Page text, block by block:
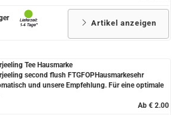
Artikel anzeigen
Tee Hausmarke
second flush FTGFOPHausmarkesehr
und unsere Empfehlung. Für eine optimale
Ab € 2.00